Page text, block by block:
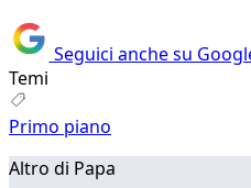
Seguici anche su
Temi
Primo piano
Altro di Papa